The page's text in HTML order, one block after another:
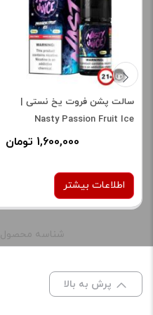
امتیاز شما*
دیدگاه شما*
نام *
سالت پشن فروت یخ نستی |
Nasty Passion Fruit Ice
1,600,000 تومان
اطلاعات بیشتر
صاف
شناسه محصول: DIACO-0042104
پرش به بالا